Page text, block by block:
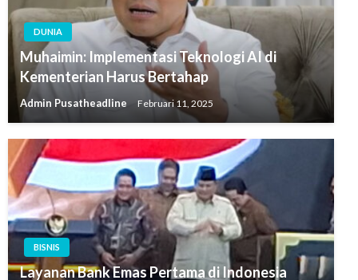
DUNIA
Muhaimin: Implementasi Teknologi AI di
Kementerian Harus Bertahap
Admin Pusatheadline Februari 11, 2025
BISNIS
Layanan Bank Emas Pertama di Indonesia